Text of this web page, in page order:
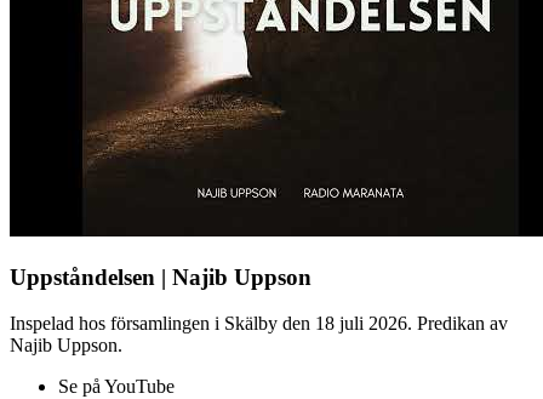
Uppståndelsen | Najib Uppson
Inspelad hos församlingen i Skälby den 18 juli 2026. Predikan av
Najib Uppson.
Se på YouTube